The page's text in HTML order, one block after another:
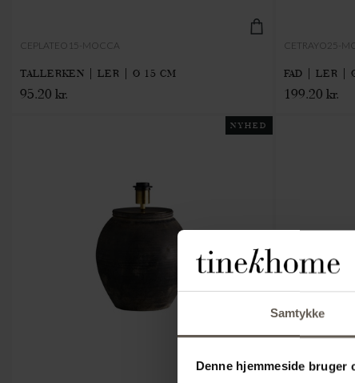
Samtykke
Denne hjemmeside bruger
CEPLATEO15-MOCCA
TALLERKEN | LER | Ø 15 CM
95.20 kr.
CETRAYO25-
FAD | LER |
199.20 kr.
NYHED